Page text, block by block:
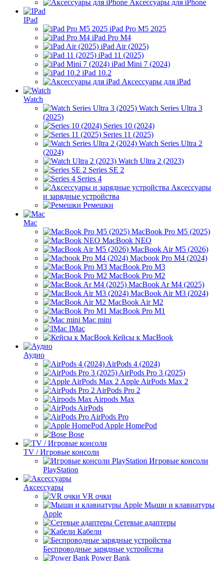
Аксессуары для iPhone
IPad
iPad Pro M5 2025
iPad Pro M4
iPad Air (2025)
iPad 11 (2025)
iPad Mini 7 (2024)
iPad 10.2
Аксессуары для iPad
Watch
Watch Series Ultra 3
(2025)
Series 10 (2024)
Series 11 (2025)
Watch Series Ultra 2
(2024)
Watch Ultra 2 (2023)
Series SE 2
Series 4
Аксессуары
и зарядные устройства
Ремешки
Mac
MacBook Pro M5 (2025)
MacBook NEO
MacBook Air M5 (2026)
Macbook Pro M4 (2024)
MacBook Pro M3
MacBook Pro M2
MacBook Ar M4 (2025)
MacBook Air M3 (2024)
MacBook Air M2
MacBook Pro M1
Mac mini
IMac
Кейсы к MacBook
Аудио
AirPods 4 (2024)
AirPods Pro 3 (2025)
Apple AirPods Max 2
AirPods Pro 2
Airpods Max
AirPods
AirPods Pro
Apple HomePod
Bose
TV / Игровые консоли
Игровые консоли
PlayStation
Аксессуары
VR очки
Мыши и клавиатуры
Apple
Сетевые адаптеры
Кабели
Беспроводные зарядные устройства
Power Bank